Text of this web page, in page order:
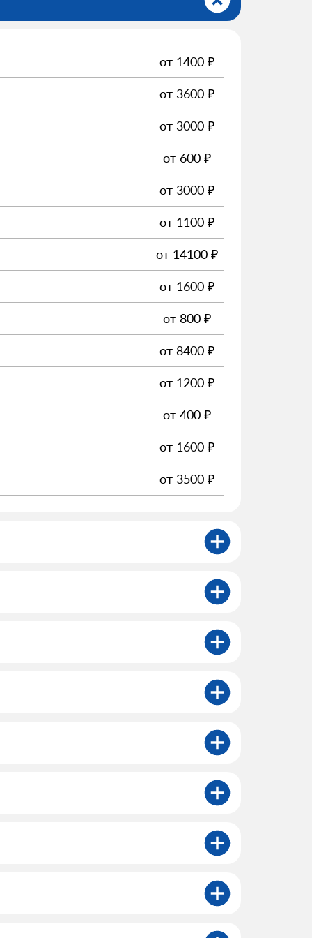
от 1400 ₽
от 3600 ₽
от 3000 ₽
от 600 ₽
от 3000 ₽
от 1100 ₽
от 14100 ₽
от 1600 ₽
от 800 ₽
от 8400 ₽
от 1200 ₽
от 400 ₽
от 1600 ₽
от 3500 ₽